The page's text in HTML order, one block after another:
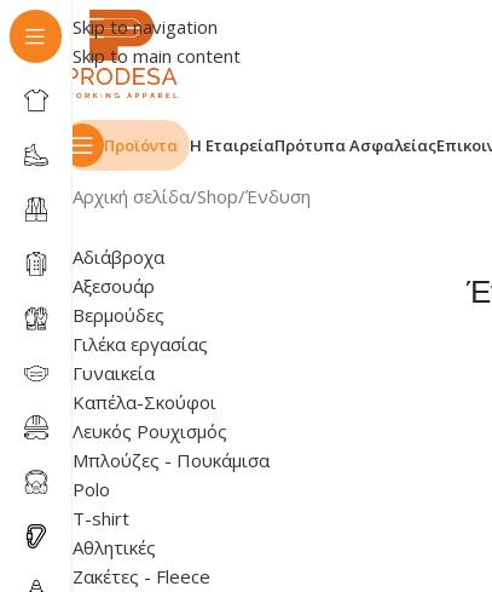
Skip to navigation
Skip to main content
Προϊόντα Η ΕταιρείαΠρότυπα Ασφαλείας
Αρχική σελίδα Shop Ένδυση
Αδιάβροχα
Αξεσουάρ
Βερμούδες
Γιλέκα εργασίας
Γυναικεία
Καπέλα-Σκούφοι
Λευκός Ρουχισμός
Μπλούζες - Πουκάμισα
Polo
T-shirt
Αθλητικές
Ζακέτες - Fleece